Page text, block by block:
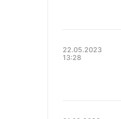
22.05.2023
13:28